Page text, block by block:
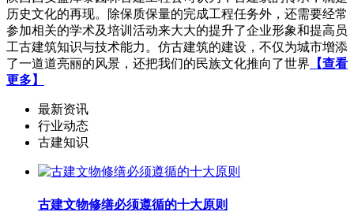
历史文化的再现。除保质保量的完成工程任务外，还需要经常
参加相关的学术及培训活动来大大的提升了企业形象和提高员
工古建筑知识与技术能力。仿古建筑的建设，不仅为城市增添
了一道道亮丽的风景，还把我们的民族文化推向了世界 【查看
更多】
最新资讯
行业动态
古建知识
古建文物修缮必须遵循的十大原则